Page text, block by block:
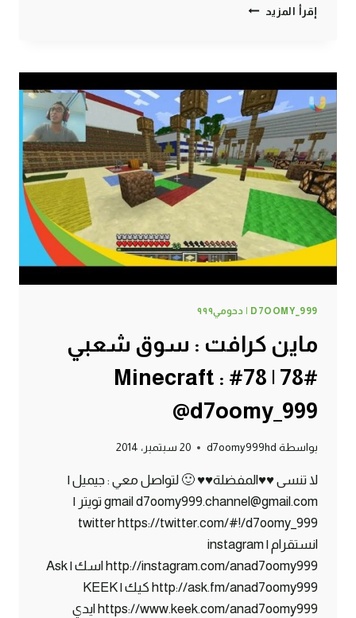
إقرأ المزيد ماين
السوق#79
|
79#
MINECRAFT
:
D7OOMY999
D7OOMY_999 | دحومي٩٩٩
ماين كرافت : سوق شعبي
#78 | 78# Minecraft :
@d7oomy_999
بواسطة d7oomy999hd 20 سبتمبر، 2014
لا تنسى ♥♥المفضلة♥♥ 🙂 لتواصل معي : جيميل |
gmail d7oomy999.channel@gmail.com تويتر |
twitter https://twitter.com/#!/d7oomy_999
انستقرام | instagram
http://instagram.com/anad7oomy999 اسك | Ask
http://ask.fm/anad7oomy999 كيك | KEEK
https://www.keek.com/anad7oomy999 ايدي